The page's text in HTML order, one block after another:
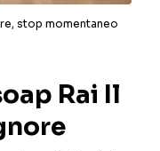
stop momentaneo
Rai Il